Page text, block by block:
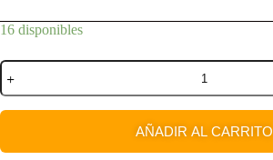
16 disponibles
AÑADIR AL CARRITO